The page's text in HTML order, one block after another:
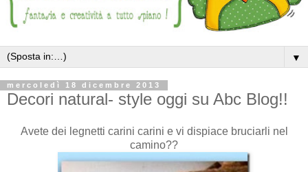
▼
mercoledì 18 dicembre 2013
Decori natural- style oggi su Abc Blog!!
Avete dei legnetti carini carini e vi dispiace bruciarli nel
camino??